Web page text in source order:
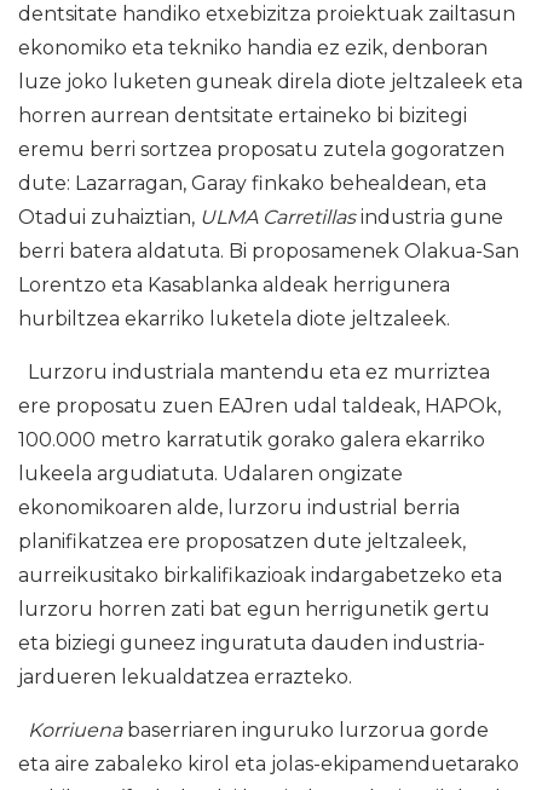
dentsitate handiko etxebizitza proiektuak zailtasun
ekonomiko eta tekniko handia ez ezik, denboran
luze joko luketen guneak direla diote jeltzaleek eta
horren aurrean dentsitate ertaineko bi bizitegi
eremu berri sortzea proposatu zutela gogoratzen
dute: Lazarragan, Garay finkako behealdean, eta
Otadui zuhaiztian, ULMA Carretillasindustria gune
berri batera aldatuta. Bi proposamenek Olakua-San
Lorentzo eta Kasablanka aldeak herrigunera
hurbiltzea ekarriko luketela diote jeltzaleek.
Lurzoru industriala mantendu eta ez murriztea
ere proposatu zuen EAJren udal taldeak, HAPOk,
100.000 metro karratutik gorako galera ekarriko
lukeela argudiatuta. Udalaren ongizate
ekonomikoaren alde, lurzoru industrial berria
planifikatzea ere proposatzen dute jeltzaleek,
aurreikusitako birkalifikazioak indargabetzeko eta
lurzoru horren zati bat egun herrigunetik gertu
eta biziegi guneez inguratuta dauden industria-
jardueren lekualdatzea errazteko.
Korriuenabaserriaren inguruko lurzorua gorde
eta aire zabaleko kirol eta jolas-ekipamenduetarako